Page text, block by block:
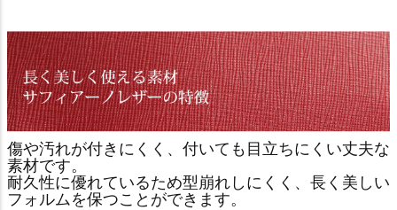
傷や汚れが付きにくく、付いても目立ちにくい丈夫な
素材です。
耐久性に優れているため型崩れしにくく、長く美しい
フォルムを保つことができます。